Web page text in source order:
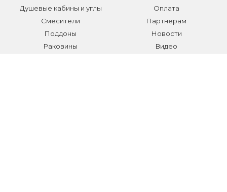
Душевые кабины и углы
Смесители
Поддоны
Раковины
Оплата
Партнерам
Новости
Видео